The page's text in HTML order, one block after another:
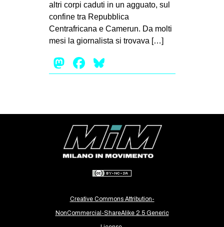
MILANO
MOBILITAZIONI
SPAZI
SPORT POPOLARE
ANTIFASCISMO
DIRITTO ALL’ABITARE
GENERI
REPRESSIONE
STUDENTI
altri corpi caduti in un agguato, sul
confine tra Repubblica
Centrafricana e Camerun. Da molti
mesi la giornalista si trovava […]
Mastodon
Facebook
Creative Commons Attribution-
NonCommercial-ShareAlike 2.5 Generic